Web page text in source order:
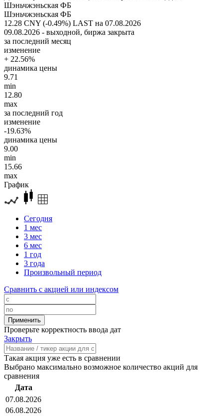
Шэньчжэньская ФБ
Шэньчжэньская ФБ
12.28 CNY (-0.49%) LAST на 07.08.2026
09.08.2026 - выходной, биржа закрыта
за последний месяц
изменение
+ 22.56%
динамика цены
9.71
min
12.80
max
за последний год
изменение
-19.63%
динамика цены
9.00
min
15.66
max
График
Сегодня
1 мес
3 мес
6 мес
1 год
3 года
Произвольный период
Сравнить с акцией или индексом
Проверьте корректность ввода дат
Закрыть
Такая акция уже есть в сравнении
Выбрано максимально возможное количество акций для
сравнения
Дата
07.08.2026
06.08.2026